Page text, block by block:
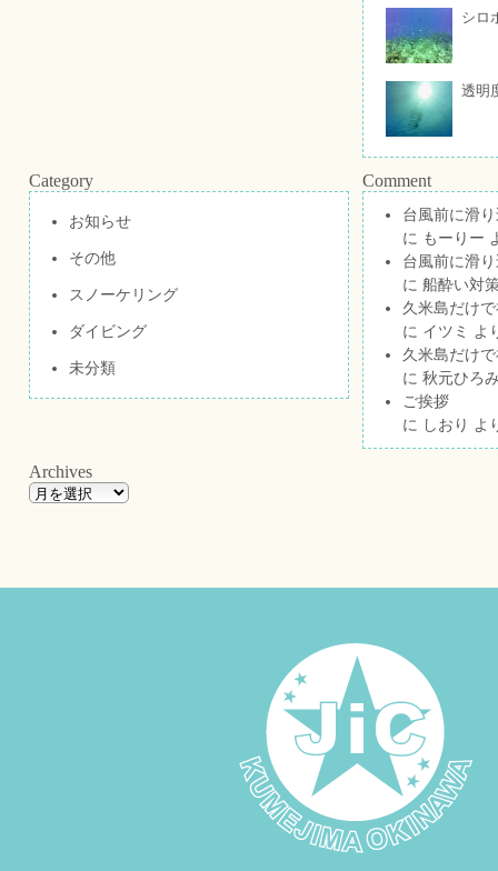
シロ
透明
Category
お知らせ
その他
スノーケリング
ダイビング
未分類
Comment
台風前に滑
に もーりー
台風前に滑
に 船酔い対
久米島だけ
に イツミ
よ
久米島だけ
に 秋元ひろ
ご挨拶
に しおり よ
Archives